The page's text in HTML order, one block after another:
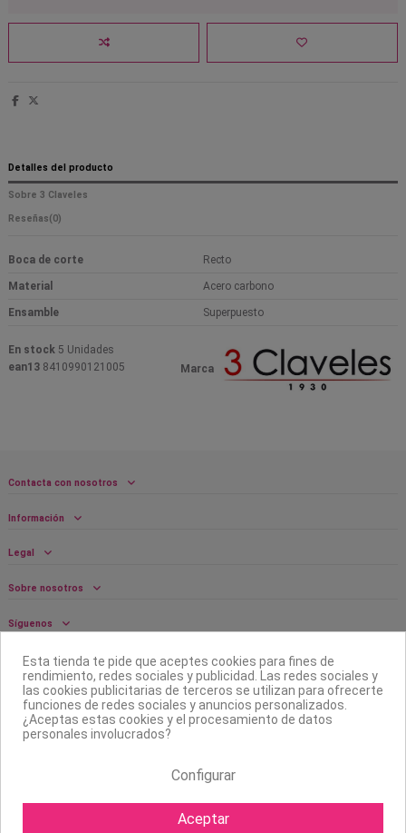
Detalles del producto
Sobre 3 Claveles
Reseñas(0)
Boca de corte Recto
Material Acero carbono
Ensamble Superpuesto
Marca
En stock 5 Unidades
ean13 8410990121005
Contacta con nosotros
Información
Legal
Sobre nosotros
Síguenos
Boletín
Esta tienda te pide que aceptes cookies para fines de
rendimiento, redes sociales y publicidad. Las redes sociales y
las cookies publicitarias de terceros se utilizan para ofrecerte
funciones de redes sociales y anuncios personalizados.
¿Aceptas estas cookies y el procesamiento de datos
personales involucrados?
Configurar
Aceptar